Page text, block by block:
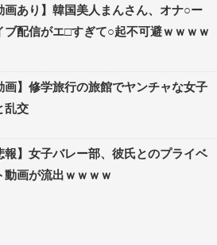
画あり】韓国美人まんさん、オナ○ー
ブ配信がエ□すぎて○起不可避ｗｗｗｗ
画】修学旅行の旅館でヤンチャな女子
乱交
報】女子バレー部、彼氏とのプライベ
動画が流出ｗｗｗｗ